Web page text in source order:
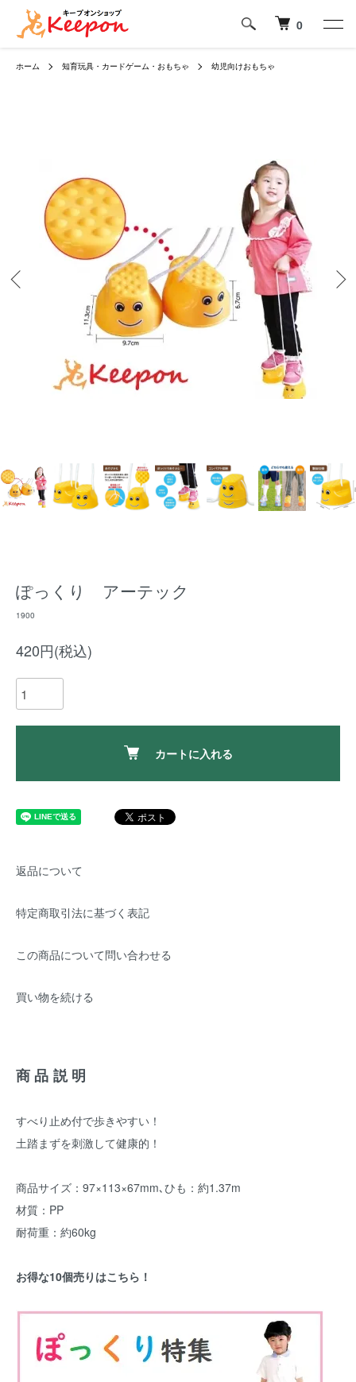
0
ホーム 知育玩具・カードゲーム・おもちゃ 幼児向けおもちゃ
ぽっくり アーテック
1900
420円(税込)
カートに入れる
返品について
特定商取引法に基づく表記
この商品について問い合わせる
買い物を続ける
商品説明
すべり止め付で歩きやすい！
土踏まずを刺激して健康的！
商品サイズ：97×113×67mm､ひも：約1.37m
材質：PP
耐荷重：約60kg
お得な10個売りはこちら！